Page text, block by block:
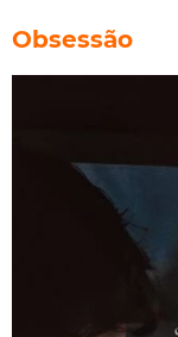
Obsessão